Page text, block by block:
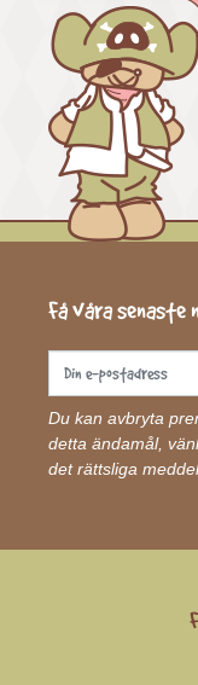
Få våra senaste
Du kan avbryta
detta ändamål,
det rättsliga